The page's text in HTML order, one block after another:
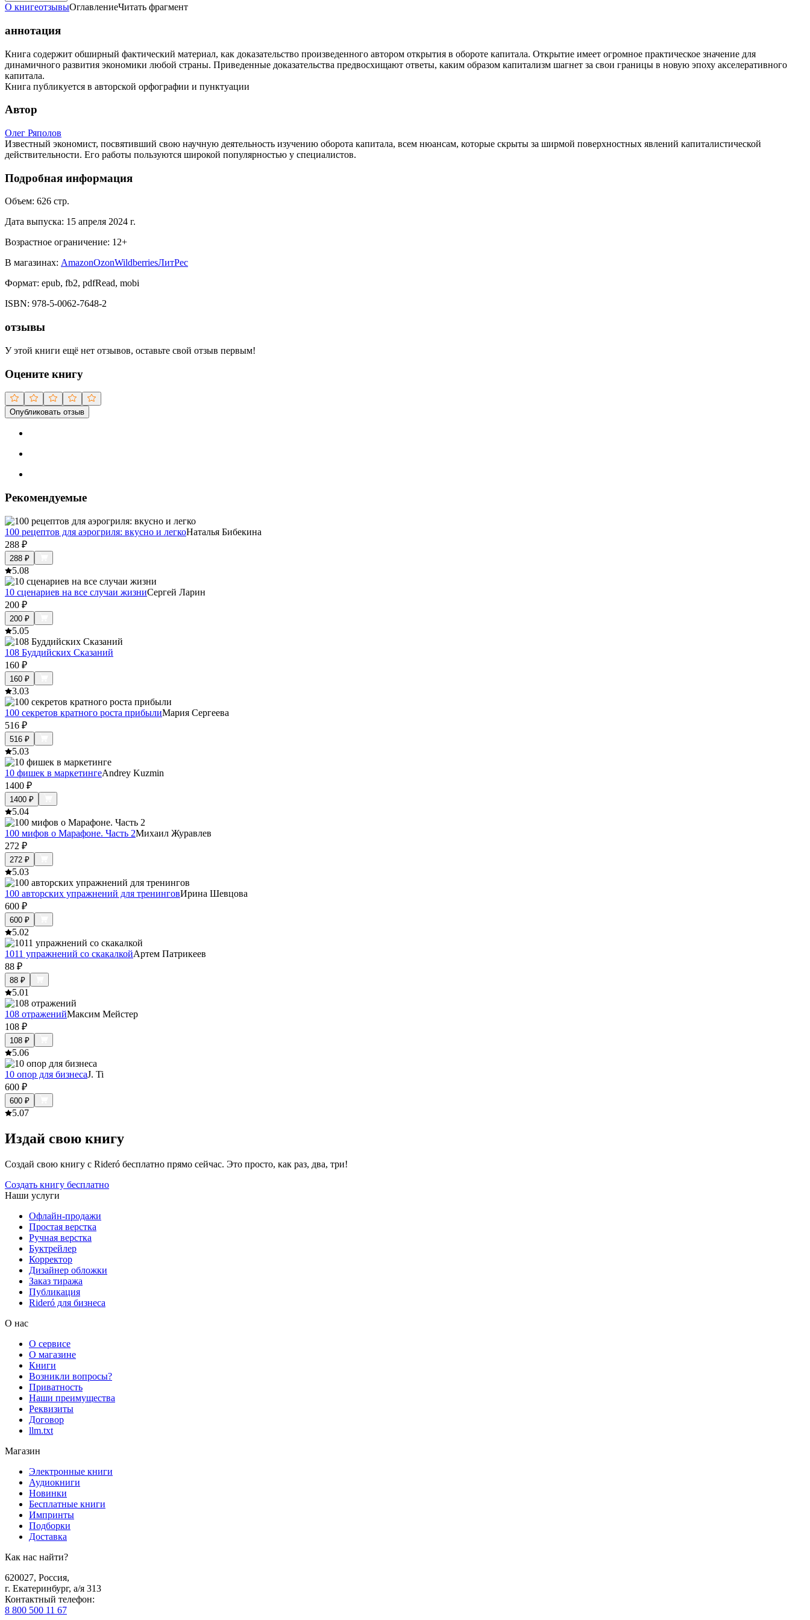
О книгеотзывыОглавлениеЧитать фрагмент
аннотация
Книга содержит обширный фактический материал, как доказательство произведенного автором открытия в обороте капитала. Открытие имеет огромное практическое значение для
динамичного развития экономики любой страны. Приведенные доказательства предвосхищают ответы, каким образом капитализм шагнет за свои границы в новую эпоху акселеративного
капитала.
Книга публикуется в авторской орфографии и пунктуации
Автор
Олег Ряполов
Известный экономист, посвятивший свою научную деятельность изучению оборота капитала, всем нюансам, которые скрыты за ширмой поверхностных явлений капиталистической
действительности. Его работы пользуются широкой популярностью у специалистов.
Подробная информация
Объем: 626 стр.
Дата выпуска: 15 апреля 2024 г.
Возрастное ограничение: 12+
В магазинах: AmazonOzonWildberriesЛитРес
Формат: epub, fb2, pdfRead, mobi
ISBN: 978-5-0062-7648-2
отзывы
У этой книги ещё нет отзывов, оставьте свой отзыв первым!
Оцените книгу
Опубликовать отзыв
Рекомендуемые
100 рецептов для аэрогриля: вкусно и легкоНаталья Бибекина
288 ₽
288 ₽
5.08
10 сценариев на все случаи жизниСергей Ларин
200 ₽
200 ₽
5.05
108 Буддийских Сказаний
160 ₽
160 ₽
3.03
100 секретов кратного роста прибылиМария Сергеева
516 ₽
516 ₽
5.03
10 фишек в маркетингеAndrey Kuzmin
1400 ₽
1400 ₽
5.04
100 мифов о Марафоне. Часть 2Михаил Журавлев
272 ₽
272 ₽
5.03
100 авторских упражнений для тренинговИрина Шевцова
600 ₽
600 ₽
5.02
1011 упражнений со скакалкойАртем Патрикеев
88 ₽
88 ₽
5.01
108 отраженийМаксим Мейстер
108 ₽
108 ₽
5.06
10 опор для бизнесаJ. Ti
600 ₽
600 ₽
5.07
Издай свою книгу
Создай свою книгу с Rideró бесплатно прямо сейчас. Это просто, как раз, два, три!
Создать книгу бесплатно
Наши услуги
Офлайн-продажи
Простая верстка
Ручная верстка
Буктрейлер
Корректор
Дизайнер обложки
Заказ тиража
Публикация
Rideró для бизнеса
О нас
О сервисе
О магазине
Книги
Возникли вопросы?
Приватность
Наши преимущества
Реквизиты
Договор
llm.txt
Магазин
Электронные книги
Аудиокниги
Новинки
Бесплатные книги
Импринты
Подборки
Доставка
Как нас найти?
620027, Россия,
г. Екатеринбург, а/я 313
Контактный телефон:
8 800 500 11 67